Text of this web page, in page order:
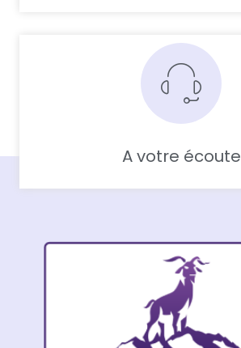
A votre écoute